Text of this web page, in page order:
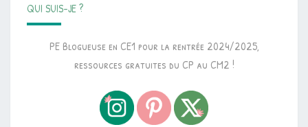
QUI SUIS-JE ?
PE Blogueuse en CE1 pour la rentrée 2024/2025,
ressources gratuites du CP au CM2 !